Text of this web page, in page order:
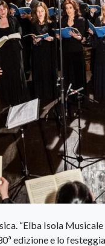
“Elba Isola
edizione e lo